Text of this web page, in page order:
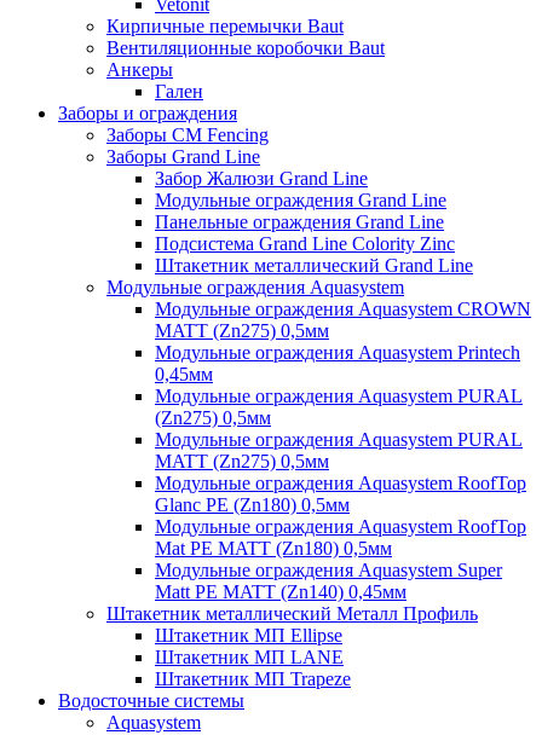
Vetonit
Кирпичные перемычки Baut
Вентиляционные коробочки Baut
Анкеры
Гален
Заборы и ограждения
Заборы CM Fencing
Заборы Grand Line
Забор Жалюзи Grand Line
Модульные ограждения Grand Line
Панельные ограждения Grand Line
Подсистема Grand Line Colority Zinc
Штакетник металлический Grand Line
Модульные ограждения Aquasystem
Модульные ограждения Aquasystem CROWN
MATT (Zn275) 0,5мм
Модульные ограждения Aquasystem Printech
0,45мм
Модульные ограждения Aquasystem PURAL
(Zn275) 0,5мм
Модульные ограждения Aquasystem PURAL
MATT (Zn275) 0,5мм
Модульные ограждения Aquasystem RoofTop
Glanc PE (Zn180) 0,5мм
Модульные ограждения Aquasystem RoofTop
Mat PE MATT (Zn180) 0,5мм
Модульные ограждения Aquasystem Super
Matt PE MATT (Zn140) 0,45мм
Штакетник металлический Металл Профиль
Штакетник МП Ellipse
Штакетник МП LANE
Штакетник МП Trapeze
Водосточные системы
Aquasystem